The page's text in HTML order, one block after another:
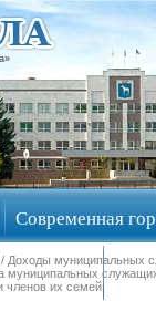
Современная
/ Доходы муниципальных
членов их семей